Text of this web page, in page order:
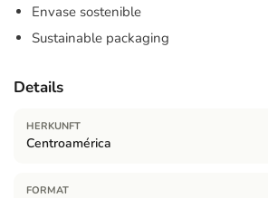
Envase sostenible
Sustainable packaging
Details
HERKUNFT
Centroamérica
FORMAT